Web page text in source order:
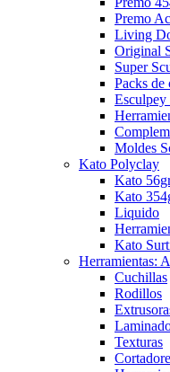
Premo
Living
Original
Super
Packs de
Esculpey
Moldes
Kato Polyclay
Kato
Kato
Liquido
Kato
Herramientas:
Cuchillas
Rodillos
Texturas